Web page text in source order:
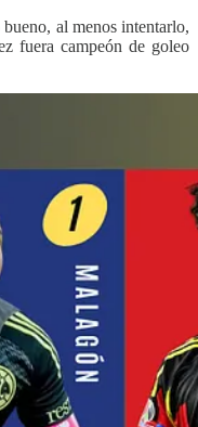
al menos intentarlo,
fuera campeón de goleo